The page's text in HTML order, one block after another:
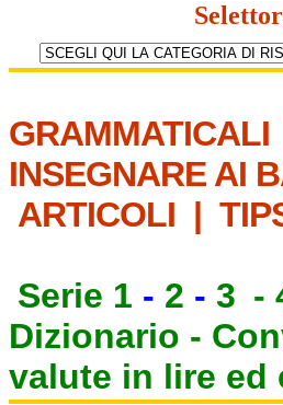
GRAMMATICALI
INSEGNARE AI
ARTICOLI |
Serie 1 - 2 - 3 -
Dizionario -
valute in lire ed